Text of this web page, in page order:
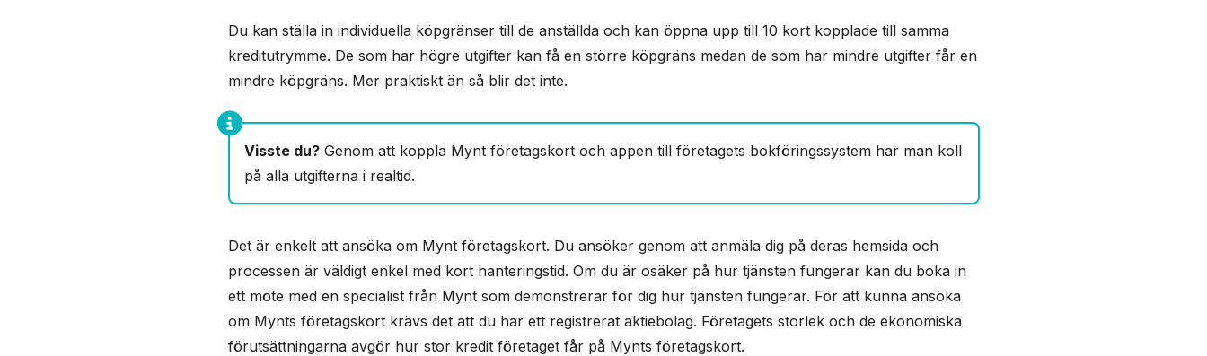
Reseförsäkring Nej
Du kan ställa in individuella köpgränser till de anställda och kan öppna upp till 10 kort kopplade till samma
kreditutrymme. De som har högre utgifter kan få en större köpgräns medan de som har mindre utgifter får en
mindre köpgräns. Mer praktiskt än så blir det inte.
Visste du?Genom att koppla Mynt företagskort och appen till företagets bokföringssystem har man koll
på alla utgifterna i realtid.
Det är enkelt att ansöka om Mynt företagskort. Du ansöker genom att anmäla dig på deras hemsida och
processen är väldigt enkel med kort hanteringstid. Om du är osäker på hur tjänsten fungerar kan du boka in
ett möte med en specialist från Mynt som demonstrerar för dig hur tjänsten fungerar. För att kunna ansöka
om Mynts företagskort krävs det att du har ett registrerat aktiebolag. Företagets storlek och de ekonomiska
förutsättningarna avgör hur stor kredit företaget får på Mynts företagskort.